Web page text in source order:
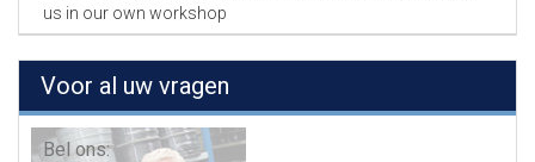
us in our own workshop
Voor al uw vragen
Bel ons: